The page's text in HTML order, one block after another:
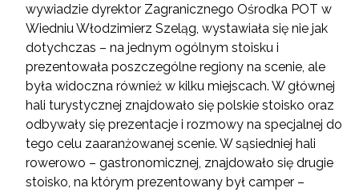
wywiadzie dyrektor Zagranicznego Ośrodka POT w
Wiedniu Włodzimierz Szeląg, wystawiała się nie jak
dotychczas – na jednym ogólnym stoisku i
prezentowała poszczególne regiony na scenie, ale
była widoczna również w kilku miejscach. W głównej
hali turystycznej znajdowało się polskie stoisko oraz
odbywały się prezentacje i rozmowy na specjalnej do
tego celu zaaranżowanej scenie. W sąsiedniej hali
rowerowo – gastronomicznej, znajdowało się drugie
stoisko, na którym prezentowany był camper –